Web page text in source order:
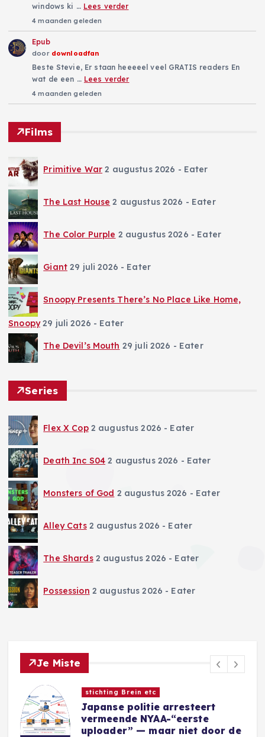
windows ki … Lees verder
4 maanden geleden
Epub
door downloadfan
Beste Stevie, Er staan heeeeel veel GRATIS readers En
wat de een … Lees verder
4 maanden geleden
Films
Primitive War 2 augustus 2026 - Eater
The Last House 2 augustus 2026 - Eater
The Color Purple 2 augustus 2026 - Eater
Giant 29 juli 2026 - Eater
Snoopy Presents There’s No Place Like Home,
Snoopy 29 juli 2026 - Eater
The Devil’s Mouth 29 juli 2026 - Eater
Series
Flex X Cop 2 augustus 2026 - Eater
Death Inc S04 2 augustus 2026 - Eater
Monsters of God 2 augustus 2026 - Eater
Alley Cats 2 augustus 2026 - Eater
The Shards 2 augustus 2026 - Eater
Possession 2 augustus 2026 - Eater
Je Miste
Nieuwe Games
Sins of a Solar Empire II:
Harbinger introduceert nieuwe
Eidolon-factie